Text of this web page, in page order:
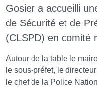
Gosier a accueilli
de Sécurité et de
(CLSPD) en comité
Autour de la table le
le sous-préfet, le
le chef de la Police